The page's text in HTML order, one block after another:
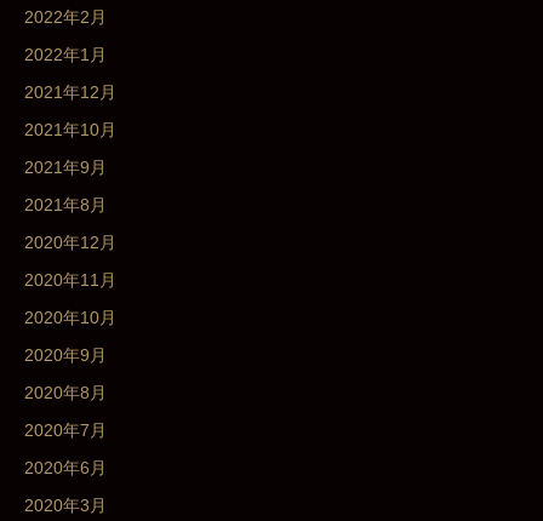
2022年2月
2022年1月
2021年12月
2021年10月
2021年9月
2021年8月
2020年12月
2020年11月
2020年10月
2020年9月
2020年8月
2020年7月
2020年6月
2020年3月